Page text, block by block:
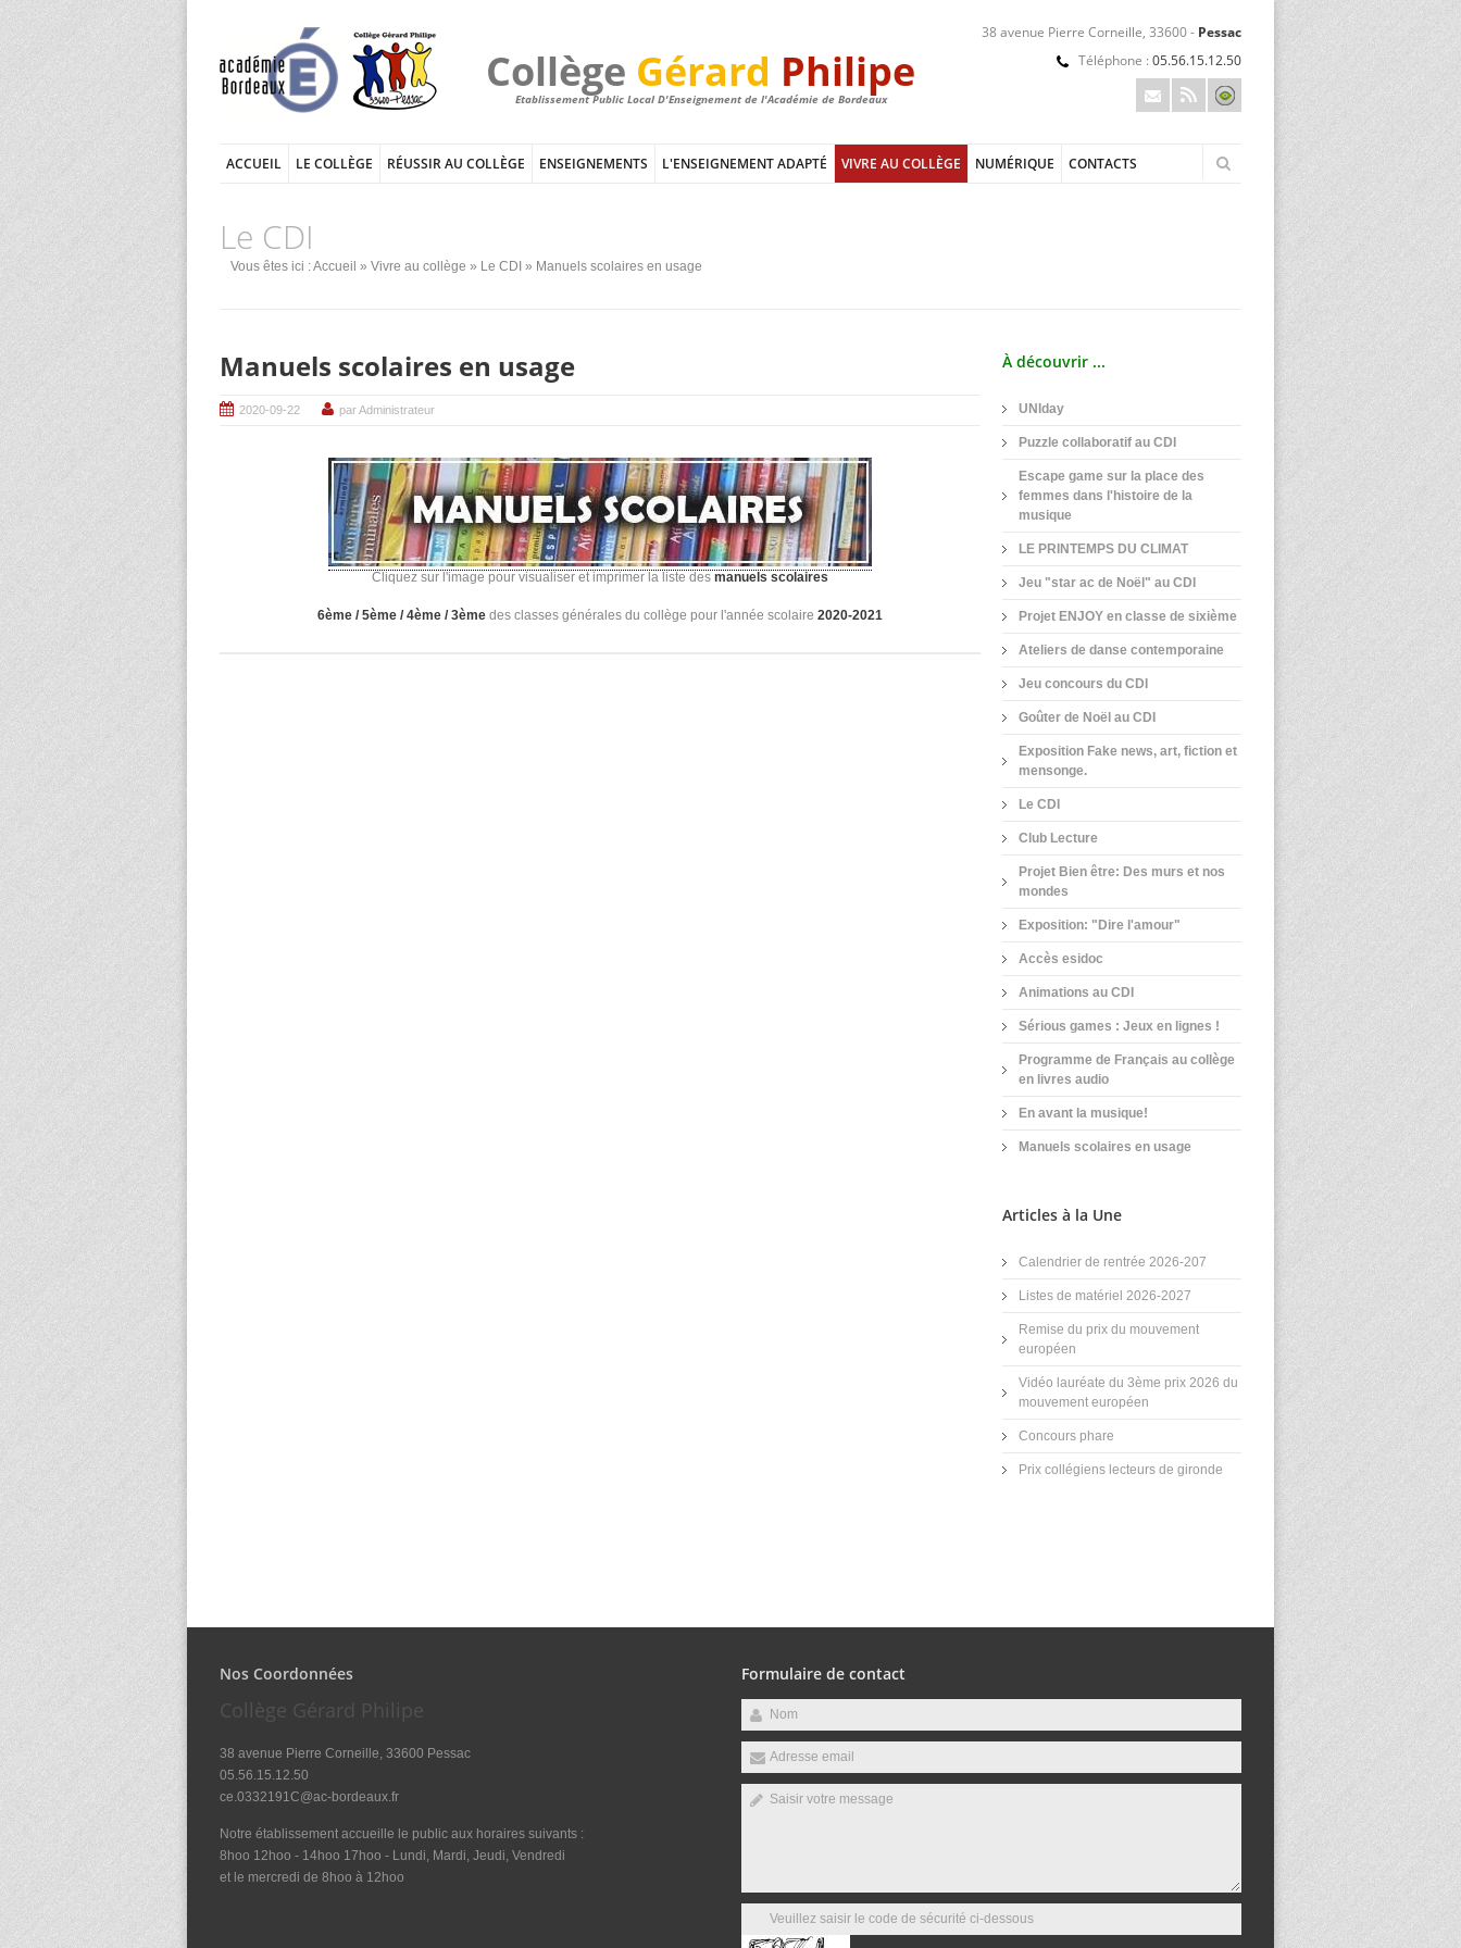
Collège Gérard Philipe
Etablissement Public Local D'Enseignement de l'Académie de Bordeaux
38 avenue Pierre Corneille, 33600 - Pessac
Téléphone : 05.56.15.12.50
ACCUEIL LE COLLÈGE RÉUSSIR AU COLLÈGE ENSEIGNEMENTS L'ENSEIGNEMENT ADAPTÉ VIVRE AU COLLÈGE NUMÉRIQUE CONTACTS
Le CDI
Vous êtes ici :Accueil » Vivre au collège » Le CDI » Manuels scolaires en usage
Manuels scolaires en usage
2020-09-22 par Administrateur
Cliquez sur l'image pour visualiser et imprimer la liste des manuels scolaires
6ème / 5ème / 4ème / 3ème des classes générales du collège pour l'année scolaire 2020-2021
À découvrir ...
UNIday
Puzzle collaboratif au CDI
Escape game sur la place des
femmes dans l'histoire de la
musique
LE PRINTEMPS DU CLIMAT
Jeu "star ac de Noël" au CDI
Projet ENJOY en classe de sixième
Ateliers de danse contemporaine
Jeu concours du CDI
Goûter de Noël au CDI
Exposition Fake news, art, fiction et
mensonge.
Le CDI
Club Lecture
Projet Bien être: Des murs et nos
mondes
Exposition: "Dire l'amour"
Accès esidoc
Animations au CDI
Sérious games : Jeux en lignes !
Programme de Français au collège
en livres audio
En avant la musique!
Manuels scolaires en usage
Articles à la Une
Calendrier de rentrée 2026-207
Listes de matériel 2026-2027
Remise du prix du mouvement
européen
Vidéo lauréate du 3ème prix 2026 du
mouvement européen
Concours phare
Prix collégiens lecteurs de gironde
Nos Coordonnées
Collège Gérard Philipe
38 avenue Pierre Corneille, 33600 Pessac
05.56.15.12.50
ce.0332191C@ac-bordeaux.fr
Notre établissement accueille le public aux horaires suivants :
8hoo 12hoo - 14hoo 17hoo - Lundi, Mardi, Jeudi, Vendredi
et le mercredi de 8hoo à 12hoo
Formulaire de contact